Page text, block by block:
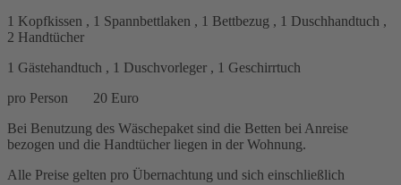
1 Kopfkissen , 1 Spannbettlaken , 1 Bettbezug , 1 Duschhandtuch ,
2 Handtücher
1 Gästehandtuch , 1 Duschvorleger , 1 Geschirrtuch
pro Person 20 Euro
Bei Benutzung des Wäschepaket sind die Betten bei Anreise
bezogen und die Handtücher liegen in der Wohnung.
Alle Preise gelten pro Übernachtung und sich einschließlich